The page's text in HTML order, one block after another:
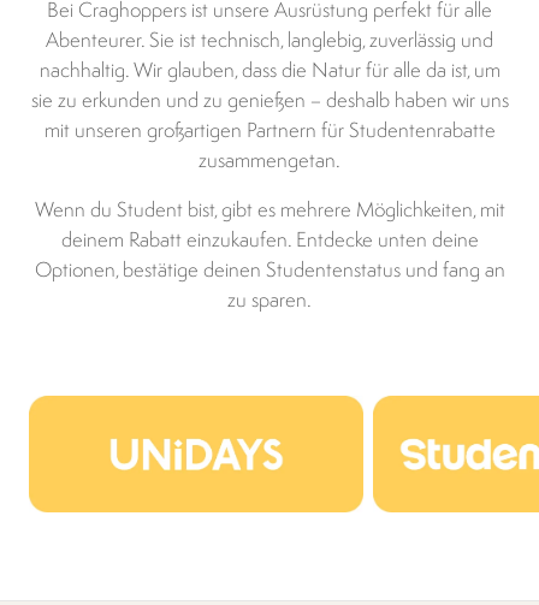
Bei Craghoppers ist unsere Ausrüstung perfekt für alle
Abenteurer. Sie ist technisch, langlebig, zuverlässig und
nachhaltig. Wir glauben, dass die Natur für alle da ist, um
sie zu erkunden und zu genießen – deshalb haben wir uns
mit unseren großartigen Partnern für Studentenrabatte
zusammengetan.
Wenn du Student bist, gibt es mehrere Möglichkeiten, mit
deinem Rabatt einzukaufen. Entdecke unten deine
Optionen, bestätige deinen Studentenstatus und fang an
zu sparen.